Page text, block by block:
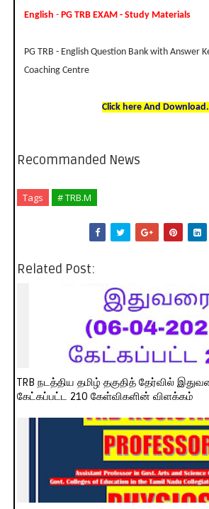
English - PG TRB EXAM - Study Materials
PG TRB - English Question Bank with Answer
Coaching Centre
Click here And
Recommanded News
Tags # TRB.M
Related Post:
TRB நடத்திய தமிழ் தகுதித் தேர்வில்
கேட்கப்பட்ட 210 கேள்விகளின் விளக்கம்